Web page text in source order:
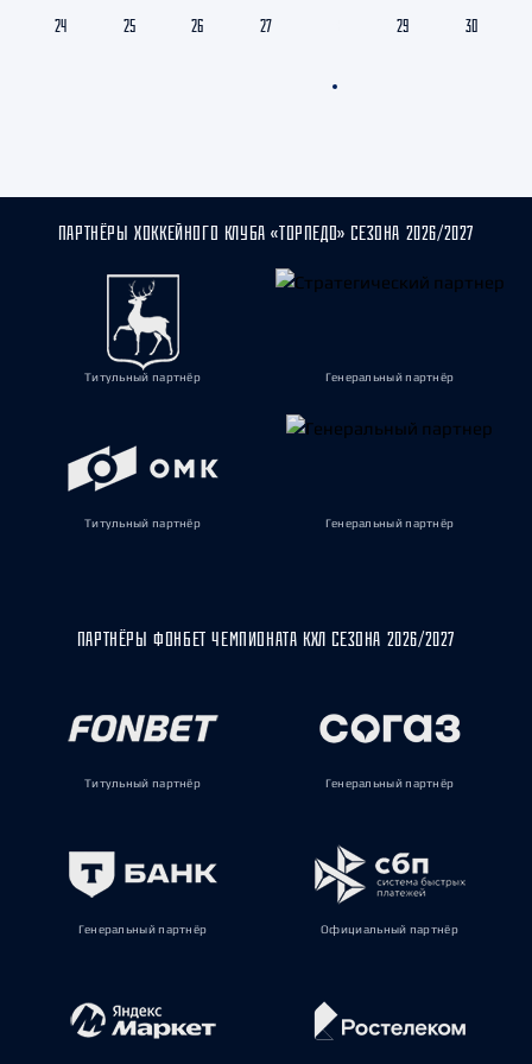
24 25 26 27 29 30
ПАРТНЁРЫ ХОККЕЙНОГО КЛУБА «ТОРПЕДО» СЕЗОНА 2026/2027
Титульный партнёр Генеральный партнёр
Титульный партнёр Генеральный партнёр
ПАРТНЁРЫ ФОНБЕТ ЧЕМПИОНАТА КХЛ СЕЗОНА 2026/2027
Титульный партнёр Генеральный партнёр
Генеральный партнёр Официальный партнёр